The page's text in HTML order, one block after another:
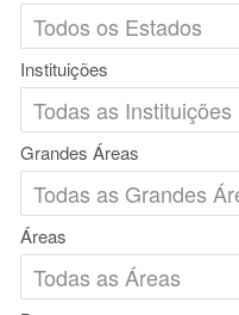
Instituições
Grandes Áreas
Áreas